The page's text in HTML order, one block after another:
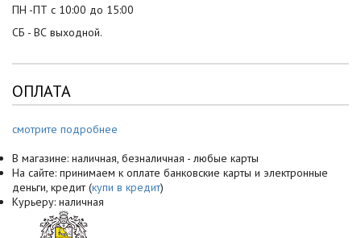
ПН -ПТ с 10:00 до 15:00
СБ - ВС выходной.
ОПЛАТА
смотрите подробнее
В магазине: наличная, безналичная - любые карты
На сайте: принимаем к оплате банковские карты и электронные
деньги, кредит (купи в кредит)
Курьеру: наличная